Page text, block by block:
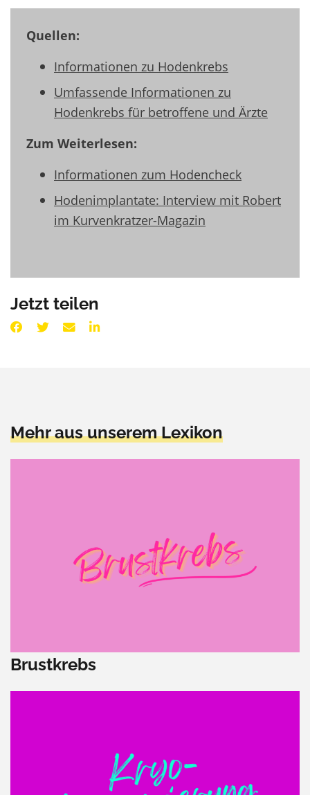
Quellen:
Informationen zu Hodenkrebs
Umfassende Informationen zu
Hodenkrebs für betroffene und Ärzte
Zum Weiterlesen:
Informationen zum Hodencheck
Hodenimplantate: Interview mit Robert
im Kurvenkratzer-Magazin
Jetzt teilen
Mehr aus unserem Lexikon
Brustkrebs